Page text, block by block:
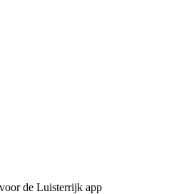
de Luisterrijk app